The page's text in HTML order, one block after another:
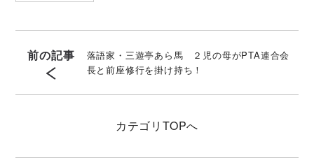
前の記事
落語家・三遊亭あら馬 ２児の母がPTA連合会
長と前座修行を掛け持ち！
カテゴリ TOPへ